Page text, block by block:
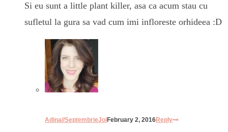
Si eu sunt a little plant killer, asa ca acum stau cu
sufletul la gura sa vad cum imi infloreste orhideea :D
Adina//SeptembrieJoiFebruary 2, 2016Reply